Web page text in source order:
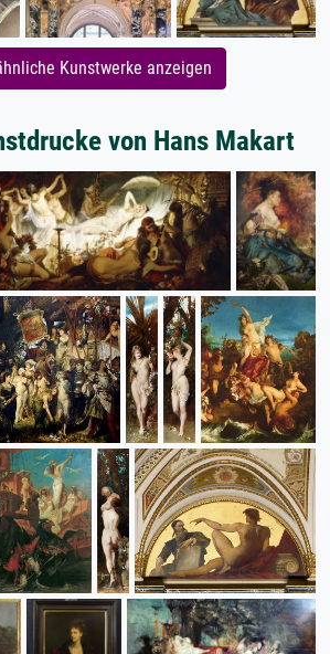
Kunstwerke anzeigen
von Hans Makart